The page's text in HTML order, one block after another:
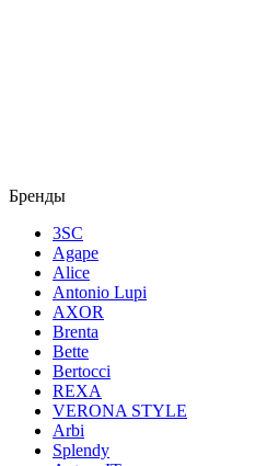
Бренды
3SC
Agape
Alice
Antonio Lupi
AXOR
Brenta
Bette
Bertocci
REXA
VERONA STYLE
Arbi
Splendy